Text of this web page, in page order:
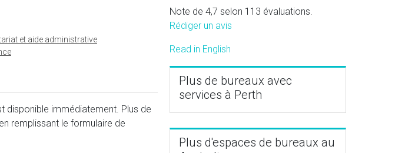
et aide administrative
disponible immédiatement. Plus de
remplissant le formulaire de
Note de 4,7 selon 113 évaluations.
Rédiger un avis
Read in English
Plus de bureaux avec
services à Perth
Plus d'espaces de bureaux au